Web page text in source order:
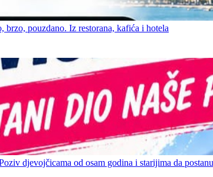
brzo, pouzdano. Iz restorana, kafića i hotela
djevojčicama od osam godina i starijima da